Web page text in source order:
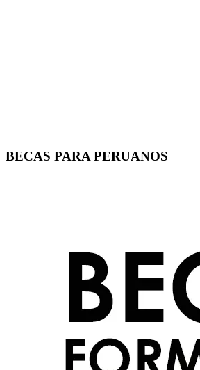
BECAS PARA PERUANOS